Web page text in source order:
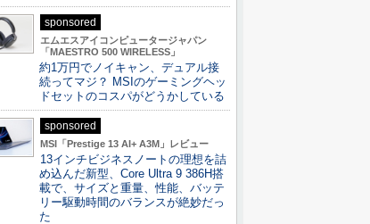
sponsored
エムエスアイコンピュータージャパン
「MAESTRO 500 WIRELESS」
約1万円でノイキャン、デュアル接
続ってマジ？ MSIのゲーミングヘッ
ドセットのコスパがどうかしている
sponsored
MSI「Prestige 13 AI+ A3M」レビュー
13インチビジネスノートの理想を詰
め込んだ新型、Core Ultra 9 386H搭
載で、サイズと重量、性能、バッテ
リー駆動時間のバランスが絶妙だっ
た